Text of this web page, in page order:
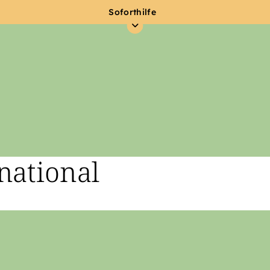
Soforthilfe